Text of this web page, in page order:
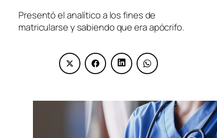
Presentó el analítico a los fines de
matricularse y sabiendo que era apócrifo.